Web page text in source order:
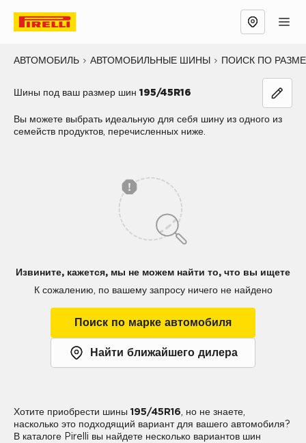
АВТОМОБИЛЬ АВТОМОБИЛЬНЫЕ ШИНЫ ПОИСК ПО
Шины под ваш размер шин 195/45R16
Вы можете выбрать идеальную для себя шину из одного из
семейств продуктов, перечисленных ниже.
Извините, кажется, мы не можем найти то, что вы ищете
К сожалению, по вашему запросу ничего не найдено
Найти ближайшего дилера
Поиск по марке автомобиля
Хотите приобрести шины 195/45R16, но не знаете,
насколько это подходящий вариант для вашего автомобиля?
В каталоге Pirelli вы найдете несколько вариантов шин